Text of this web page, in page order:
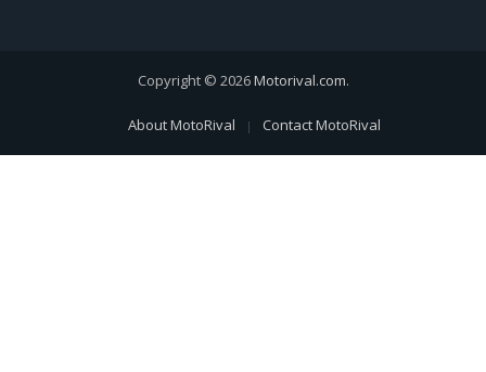
Copyright © 2026Motorival.com.
About MotoRival Contact MotoRival